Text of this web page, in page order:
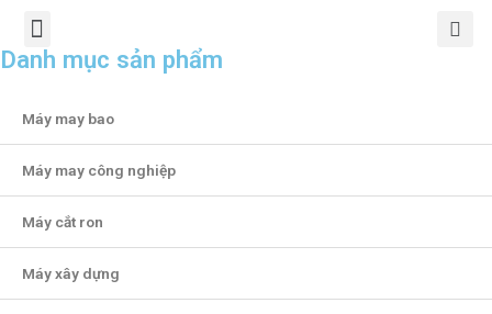
Danh mục sản phẩm
Máy may bao
Máy may công nghiệp
Máy cắt ron
Máy xây dựng